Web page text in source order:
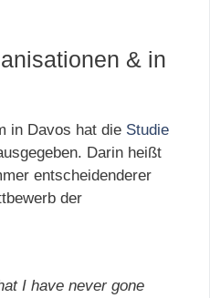
& in
in Davos hat die Studie
Darin heißt
entscheidenderer
der
I have never gone